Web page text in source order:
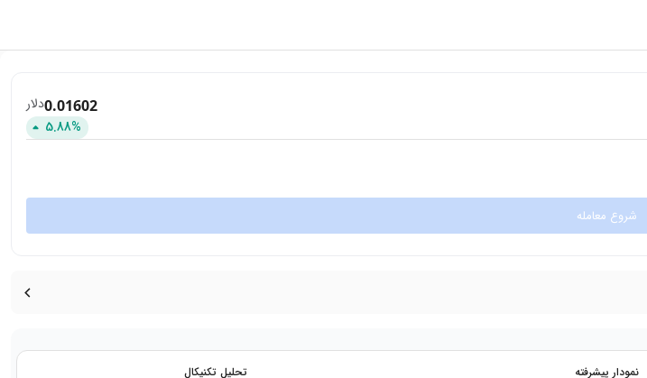
0.01602دلار
5.88%
شروع معامله
نمودار پیشرفته تحلیل تکنیکال